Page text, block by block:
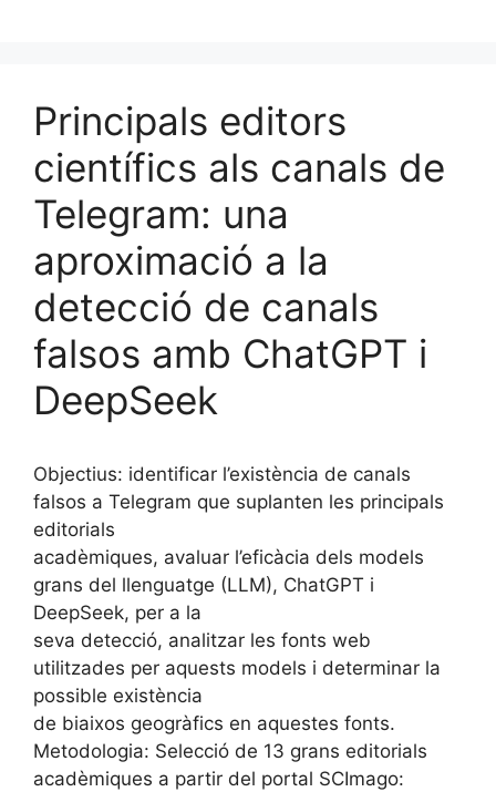
b
o
o
k
k
y
dI
n
ar
te
ix
Principals editors
científics als canals de
Telegram: una
aproximació a la
detecció de canals
falsos amb ChatGPT i
DeepSeek
Objectius: identificar l’existència de canals
falsos a Telegram que suplanten les principals
editorials
acadèmiques, avaluar l’eficàcia dels models
grans del llenguatge (LLM), ChatGPT i
DeepSeek, per a la
seva detecció, analitzar les fonts web
utilitzades per aquests models i determinar la
possible existència
de biaixos geogràfics en aquestes fonts.
Metodologia: Selecció de 13 grans editorials
acadèmiques a partir del portal SCImago: